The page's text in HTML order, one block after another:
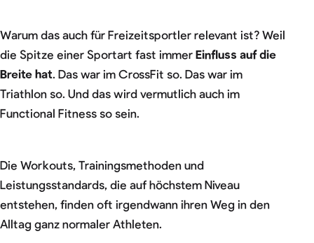
Warum das auch für Freizeitsportler relevant ist? Weil
die Spitze einer Sportart fast immer Einfluss auf die
Breite hat. Das war im CrossFit so. Das war im
Triathlon so. Und das wird vermutlich auch im
Functional Fitness so sein.
Die Workouts, Trainingsmethoden und
Leistungsstandards, die auf höchstem Niveau
entstehen, finden oft irgendwann ihren Weg in den
Alltag ganz normaler Athleten.